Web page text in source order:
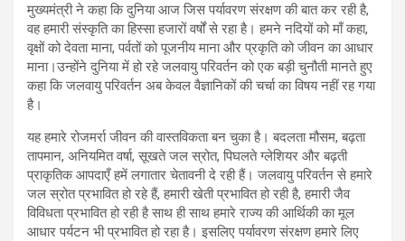
मुख्यमंत्री ने कहा कि दुनिया आज जिस पर्यावरण संरक्षण की बात कर रही है,
वह हमारी संस्कृति का हिस्सा हजारों वर्षों से रहा है। हमने नदियों को माँ कहा,
वृक्षों को देवता माना, पर्वतों को पूजनीय माना और प्रकृति को जीवन का आधार
माना।उन्होंने दुनिया में हो रहे जलवायु परिवर्तन को एक बड़ी चुनौती मानते हुए
कहा कि जलवायु परिवर्तन अब केवल वैज्ञानिकों की चर्चा का विषय नहीं रह गया
है।
यह हमारे रोजमर्रा जीवन की वास्तविकता बन चुका है। बदलता मौसम, बढ़ता
तापमान, अनियमित वर्षा, सूखते जल स्रोत, पिघलते ग्लेशियर और बढ़ती
प्राकृतिक आपदाएँ हमें लगातार चेतावनी दे रही हैं। जलवायु परिवर्तन से हमारे
जल स्रोत प्रभावित हो रहे हैं, हमारी खेती प्रभावित हो रही है, हमारी जैव
विविधता प्रभावित हो रही है साथ ही साथ हमारे राज्य की आर्थिकी का मूल
आधार पर्यटन भी प्रभावित हो रहा है। इसलिए पर्यावरण संरक्षण हमारे लिए